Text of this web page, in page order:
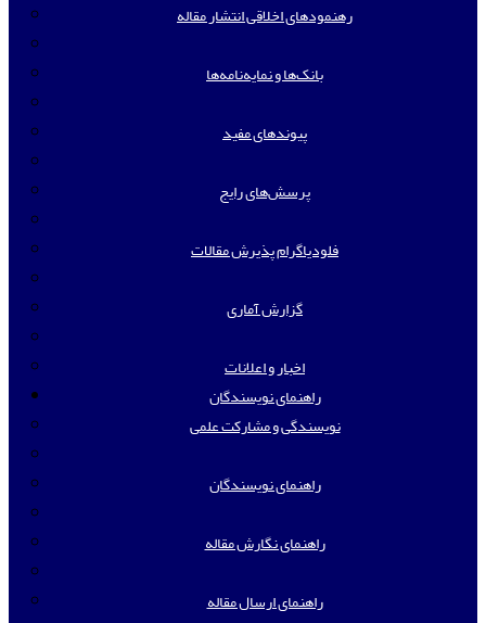
رهنمودهای اخلاقی انتشار مقاله
بانک‌ها و نمایه‌‌نامه‌ها
پیوندهای مفید
پرسش‌های رایج
فلودیاگرام پذیرش مقالات
گزارش آماری
اخبار و اعلانات
راهنمای نویسندگان
نویسندگی و مشارکت علمی
راهنمای نویسندگان
راهنمای نگارش مقاله
راهنمای ارسال مقاله